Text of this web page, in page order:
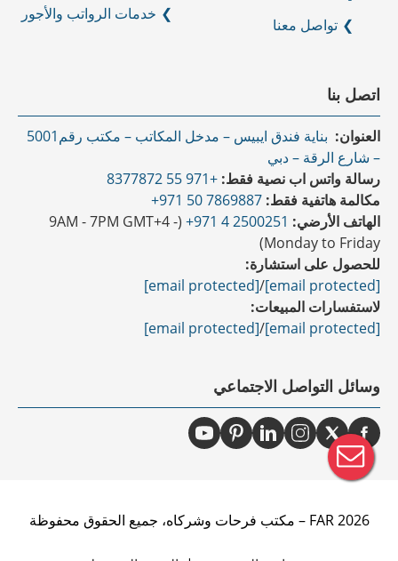
تواصل معنا
خدمات الرواتب والأجور
اتصل بنا
العنوان:
بناية فندق ايبيس – مدخل المكاتب – مكتب رقم5001
– شارع الرقة – دبي
رسالة واتس اب نصية فقط: +971 55 8377872
مكالمة هاتفية فقط: 7869887 50 971+
الهاتف الأرضي: 2500251 4 971+
(9AM - 7PM GMT+4 -
Monday to Friday)
للحصول على استشارة:
[email protected]
/
[email protected]
لاستفسارات المبيعات:
[email protected]
/
[email protected]
وسائل التواصل الاجتماعي
2026 FAR – مكتب فرحات وشركاه، جميع الحقوق محفوظة